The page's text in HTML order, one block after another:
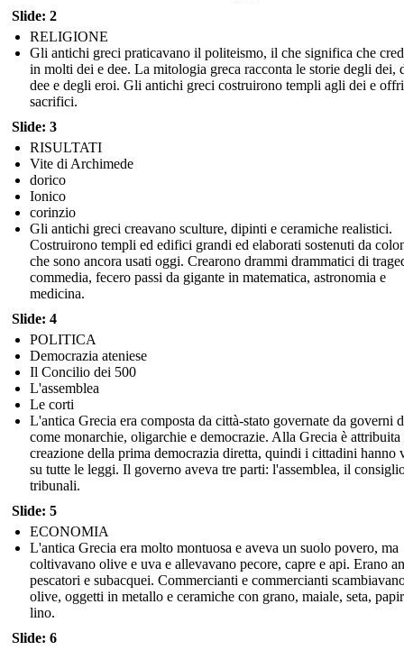
Slide: 2
RELIGIONE
Gli antichi greci praticavano il politeismo, il che significa che
in molti dei e dee. La mitologia greca racconta le storie degli dei,
dee e degli eroi. Gli antichi greci costruirono templi agli dei e
sacrifici.
Slide: 3
RISULTATI
Vite di Archimede
dorico
Ionico
corinzio
Gli antichi greci creavano sculture, dipinti e ceramiche realistici.
Costruirono templi ed edifici grandi ed elaborati sostenuti da
che sono ancora usati oggi. Crearono drammi drammatici di
commedia, fecero passi da gigante in matematica, astronomia e
medicina.
Slide: 4
POLITICA
Democrazia ateniese
Il Concilio dei 500
L'assemblea
Le corti
L'antica Grecia era composta da città-stato governate da governi
come monarchie, oligarchie e democrazie. Alla Grecia è attribuita
creazione della prima democrazia diretta, quindi i cittadini hanno
su tutte le leggi. Il governo aveva tre parti: l'assemblea, il
tribunali.
Slide: 5
ECONOMIA
L'antica Grecia era molto montuosa e aveva un suolo povero, ma
coltivavano olive e uva e allevavano pecore, capre e api. Erano
pescatori e subacquei. Commercianti e commercianti
olive, oggetti in metallo e ceramiche con grano, maiale, seta,
lino.
Slide: 6